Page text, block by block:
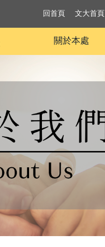
回首頁 文大首頁
關於本處